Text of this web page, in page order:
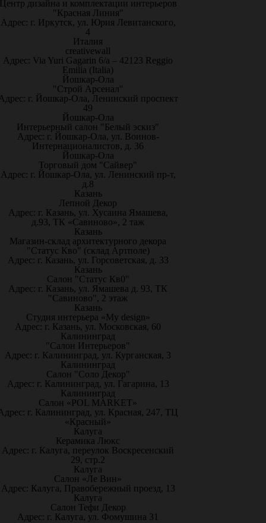
дизайна и комплектации интерьеров
"Красная Линия"
Адрес: г. Иркутск, ул. Юрия Левитанского,
4
Италия
creativewall
Адрес: Via Yuri Gagarin 6/a – 42123 Reggio
Emilia (Italia)
Йошкар-Ола
"Строй Арсенал"
г. Йошкар-Ола, Ленинский проспект
49
Йошкар-Ола
Интерьерный салон "Белый эскиз"
Адрес: г. Йошкар-Ола, ул. Воинов-
Интернационалистов, д. 36
Йошкар-Ола
Торговый дом "Сайвер"
Адрес: г. Йошкар-Ола, ул. Ленинский пр-т,
д.8
Казань
Лепной Декор
Адрес: г. Казань, ул. Хусаина Ямашева,
д.93, ТК «Савиново», 2 таж
Казань
Магазин-склад архитектурного декора
"Статус Кво" (склад Артполе)
Адрес: г. Казань, ул. Горсоветская, д. 33
Казань
Салон "Статус Кв0"
Адрес: г. Казань, ул. Ямашева д. 93, ТК
"Савиново", 2 этаж
Казань
Студия интерьера «My design»
Адрес: г. Казань, ул. Московская, 60
Калининград
"Салон Интерьеров"
Адрес: г. Калининград, ул. Курганская, 3
Калининград
Салон "Соло Декор"
Адрес: г. Калининград, ул. Гагарина, 13
Калининград
Салон «POL MARKET»
г. Калининград, ул. Красная, 247, ТЦ
«Красный»
Калуга
Керамика Люкс
Адрес: г. Калуга, переулок Воскресенский
29, стр.2
Калуга
Салон «Ле Вин»
Адрес: Калуга, Правобережный проезд, 13
Калуга
Салон Тефи Декор
Адрес: г. Калуга, ул. Фомушина 31